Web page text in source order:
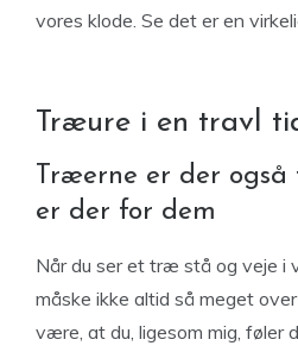
vores klode. Se det er en
Træure i en travl
Træerne er der
er der for dem
Når du ser et træ stå og veje i
måske ikke altid så meget
være, at du, ligesom mig,